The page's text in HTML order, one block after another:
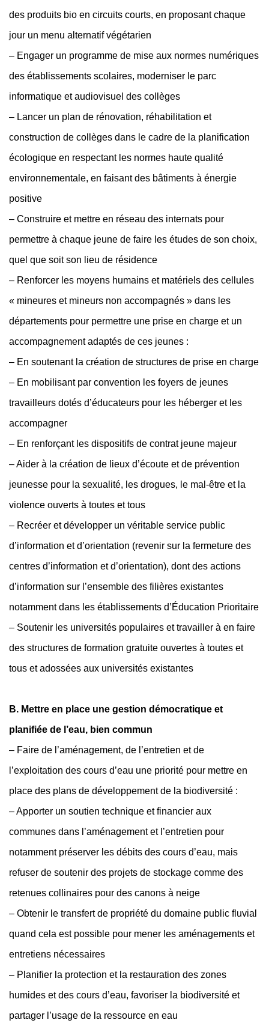
des produits bio en circuits courts, en proposant chaque
jour un menu alternatif végétarien
– Engager un programme de mise aux normes numériques
des établissements scolaires, moderniser le parc
informatique et audiovisuel des collèges
– Lancer un plan de rénovation, réhabilitation et
construction de collèges dans le cadre de la planification
écologique en respectant les normes haute qualité
environnementale, en faisant des bâtiments à énergie
positive
– Construire et mettre en réseau des internats pour
permettre à chaque jeune de faire les études de son choix,
quel que soit son lieu de résidence
– Renforcer les moyens humains et matériels des cellules
« mineures et mineurs non accompagnés » dans les
départements pour permettre une prise en charge et un
accompagnement adaptés de ces jeunes :
– En soutenant la création de structures de prise en charge
– En mobilisant par convention les foyers de jeunes
travailleurs dotés d’éducateurs pour les héberger et les
accompagner
– En renforçant les dispositifs de contrat jeune majeur
– Aider à la création de lieux d’écoute et de prévention
jeunesse pour la sexualité, les drogues, le mal-être et la
violence ouverts à toutes et tous
– Recréer et développer un véritable service public
d’information et d’orientation (revenir sur la fermeture des
centres d’information et d’orientation), dont des actions
d’information sur l’ensemble des filières existantes
notamment dans les établissements d’Éducation Prioritaire
– Soutenir les universités populaires et travailler à en faire
des structures de formation gratuite ouvertes à toutes et
tous et adossées aux universités existantes
B. Mettre en place une gestion démocratique et
planifiée de l’eau, bien commun
– Faire de l’aménagement, de l’entretien et de
l’exploitation des cours d’eau une priorité pour mettre en
place des plans de développement de la biodiversité :
– Apporter un soutien technique et financier aux
communes dans l’aménagement et l’entretien pour
notamment préserver les débits des cours d’eau, mais
refuser de soutenir des projets de stockage comme des
retenues collinaires pour des canons à neige
– Obtenir le transfert de propriété du domaine public fluvial
quand cela est possible pour mener les aménagements et
entretiens nécessaires
– Planifier la protection et la restauration des zones
humides et des cours d’eau, favoriser la biodiversité et
partager l’usage de la ressource en eau